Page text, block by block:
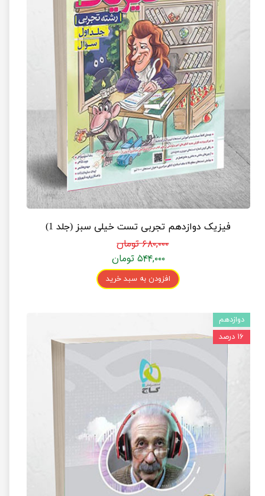
فیزیک دوازدهم تجربی تست خیلی سبز (جلد 1)
۶۸۰,۰۰۰ تومان
۵۴۴,۰۰۰ تومان
افزودن به سبد خرید
دوازدهم
۱۶ درصد